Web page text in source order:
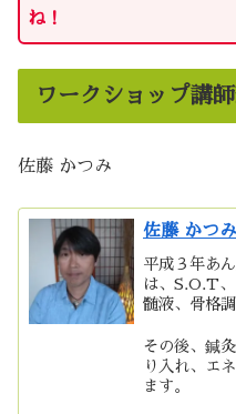
ね！
ワークショップ講
佐藤 かつみ
佐藤 かつみ
平成３年あ
は、S.O.T
髄液、骨格
その後、鍼
り入れ、エ
ます。